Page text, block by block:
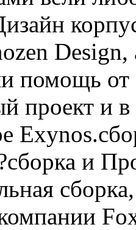
Design,
помощь от
проект и
и